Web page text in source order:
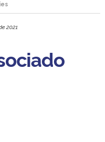
2021